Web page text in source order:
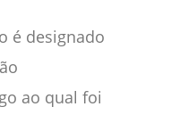
é designado
ao qual foi